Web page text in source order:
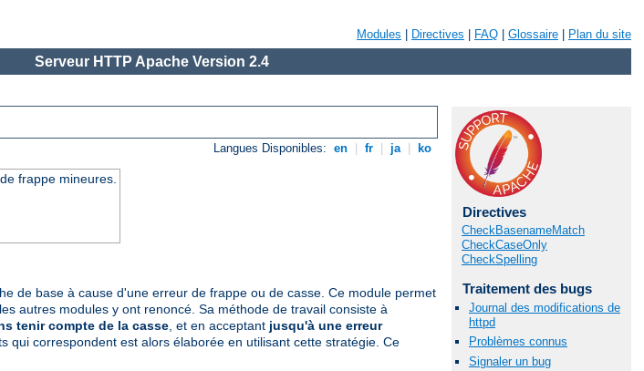
Modules Directives FAQ Glossaire Plan du site
Serveur HTTP Apache Version 2.4
Langues Disponibles: en fr ja ko
frappe mineures.
de base à cause d'une erreur de frappe ou de casse. Ce module permet
autres modules y ont renoncé. Sa méthode de travail consiste à
tenir compte de la casse, et en acceptant jusqu'à une erreur
qui correspondent est alors élaborée en utilisant cette stratégie. Ce
Directives
CheckBasenameMatch
CheckCaseOnly
CheckSpelling
Traitement des bugs
Journal des modifications de
httpd
Problèmes connus
Signaler un bug